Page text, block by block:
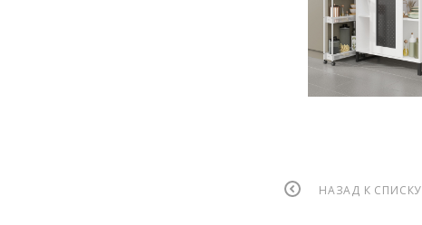
НАЗАД К СПИСКУ